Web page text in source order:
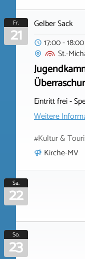
Fr.
21
Gelber Sack
17:00 -
St.-
Eintritt frei -
Weitere
#Kultur &
Kirche-MV
Sa.
22
So.
23